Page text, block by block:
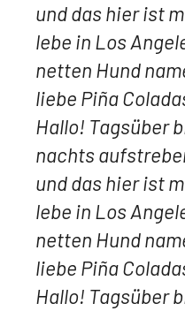
und das hier ist
lebe in Los
netten Hund
liebe Piña
Hallo! Tagsüber
nachts
und das hier ist
lebe in Los
netten Hund
liebe Piña
Hallo! Tagsüber